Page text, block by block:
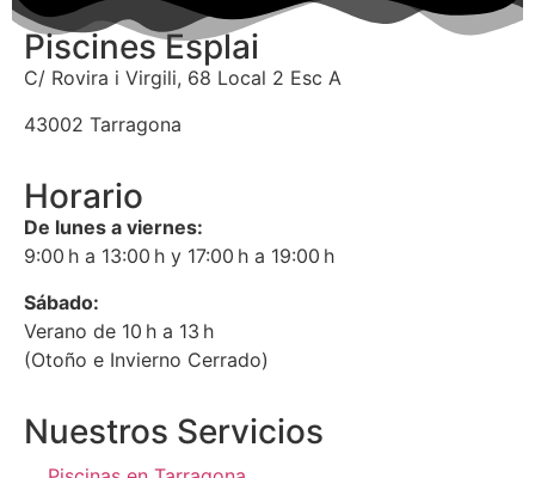
Piscines Esplai
C/ Rovira i Virgili, 68 Local 2 Esc A
43002 Tarragona
Horario
De lunes a viernes:
9:00 h a 13:00 h y 17:00 h a 19:00 h
Sábado:
Verano de 10 h a 13 h
(Otoño e Invierno Cerrado)
Nuestros Servicios